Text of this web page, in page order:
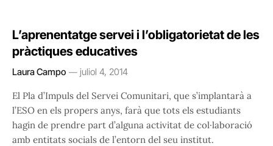
L’aprenentatge servei i l’obligatorietat de les
pràctiques educatives
Laura Campo juliol 4, 2014
El Pla d’Impuls del Servei Comunitari, que s’implantarà a
l’ESO en els propers anys, farà que tots els estudiants
hagin de prendre part d’alguna activitat de col·laboració
amb entitats socials de l’entorn del seu institut.